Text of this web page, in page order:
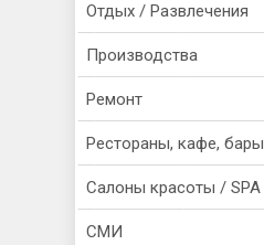
Отдых / Развлечения
Производства
Ремонт
Рестораны, кафе, бары
Салоны красоты / SPA
СМИ